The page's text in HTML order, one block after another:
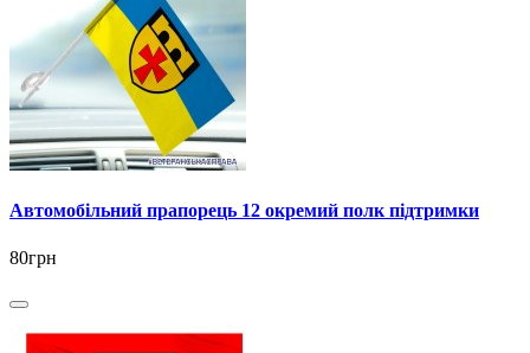
Автомобільний прапорець 12 окремий полк підтримки
80грн